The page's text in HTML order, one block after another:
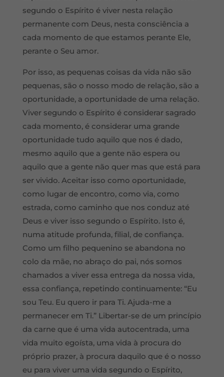
segundo o Espírito é viver nesta relação
permanente com Deus, nesta consciência a
cada momento de que estamos perante Ele,
perante o Seu amor.
Por isso, as pequenas coisas da vida não são
pequenas, são o nosso modo de relação, são a
oportunidade, a oportunidade de uma relação.
Viver segundo o Espírito é considerar sagrado
cada momento, é considerar uma grande
oportunidade tudo aquilo que nos é dado,
mesmo aquilo que a gente não espera ou
aquilo que a gente não quer mas que está para
ser vivido. Aceitar isso como oportunidade,
como lugar de encontro, como via, como
estrada, como caminho que nos conduz até
Deus e viver isso segundo o Espírito. Isto é,
numa atitude profunda, filial, de confiança.
Como um filho pequenino se abandona no
colo da mãe, no abraço do pai, nós somos
chamados a viver essa entrega da nossa vida,
essa confiança, repetindo continuamente: “Eu
sou Teu. Eu quero ir para Ti. Ajuda-me a
permanecer em Ti.” Libertar-se de um princípio
da carne que é uma vida autocentrada, uma
vida muito egoísta, uma vida à procura do
próprio prazer, à procura daquilo que é o nosso
eu para viver uma vida segundo o Espírito,